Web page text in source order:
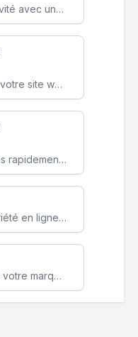
Transformez votre activité avec une boutique en ligne, accessible à l'échelle mondiale 24/7.
Boostez la visibilité de votre site web sur Google et attirez du trafic qualifié grâce à nos stratégies SEO.
Attirez des clients ciblés rapidement avec des campagnes publicitaires payantes optimisées pour vos objectifs.
Augmentez votre notoriété en ligne et stimulez la croissance de votre entreprise grâce à une stratégie sociale sur mesure.
Renforcez l’identité de votre marque avec un design unique qui capte l’attention et engage vos clients.